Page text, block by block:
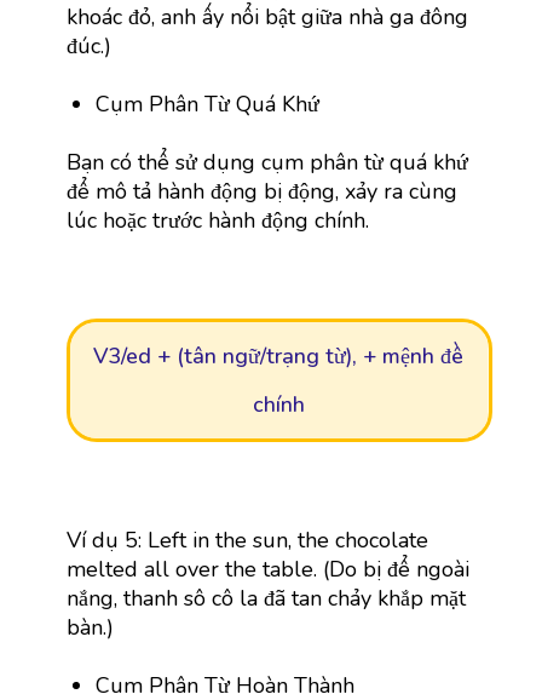
khoác đỏ, anh ấy nổi bật giữa nhà ga đông
đúc.)
Cụm Phân Từ Quá Khứ
Bạn có thể sử dụng cụm phân từ quá khứ
để mô tả hành động bị động, xảy ra cùng
lúc hoặc trước hành động chính.
V3/ed + (tân ngữ/trạng từ), + mệnh đề
chính
Ví dụ 5: Left in the sun, the chocolate
melted all over the table. (Do bị để ngoài
nắng, thanh sô cô la đã tan chảy khắp mặt
bàn.)
Cụm Phân Từ Hoàn Thành